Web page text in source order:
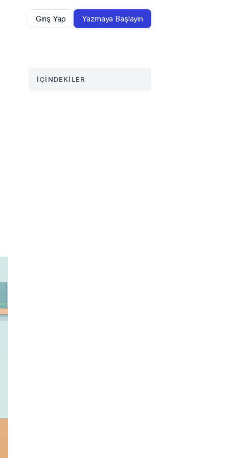
Giriş Yap Yazmaya Başlayın
İÇINDEKILER